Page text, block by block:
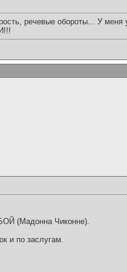
речевые обороты... У меня
(Мадонна Чиконне).
и по заслугам.